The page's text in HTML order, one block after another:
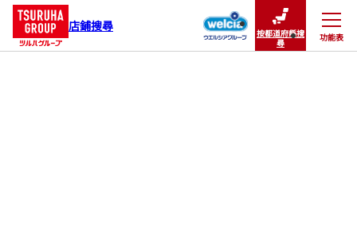
店鋪搜尋
按都道府縣搜
尋
功能表
關閉